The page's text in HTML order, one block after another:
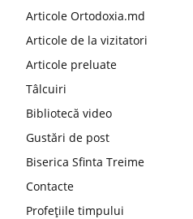
Articole Ortodoxia.md
Articole de la vizitatori
Articole preluate
Tâlcuiri
Bibliotecă video
Gustări de post
Biserica Sfinta Treime
Contacte
Profețiile timpului